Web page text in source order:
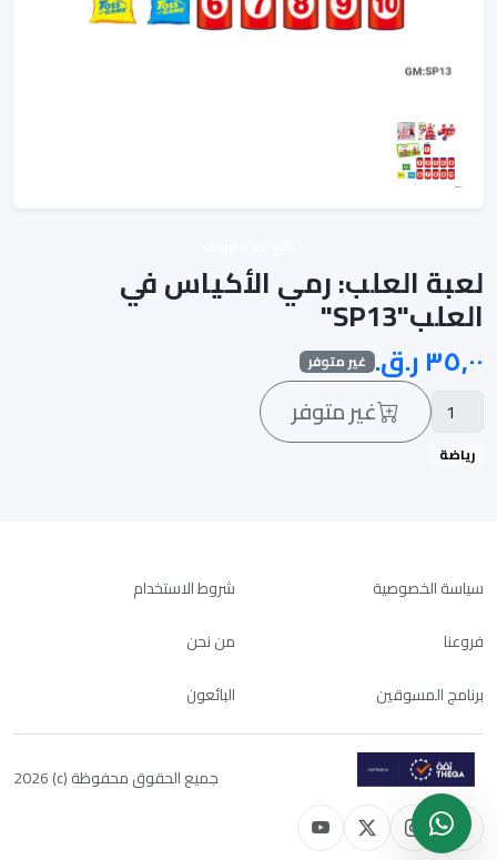
لعبة العلب: رمي الأكياس في
العلب"SP13"
غير متوفر
غير متوفر
رياضة
سياسة الخصوصية
شروط الاستخدام
فروعنا
من نحن
برنامج المسوقين
البائعون
جميع الحقوق محفوظة (c) 2026